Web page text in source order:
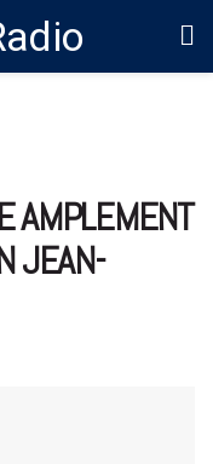
AMPLEMENT
JEAN-